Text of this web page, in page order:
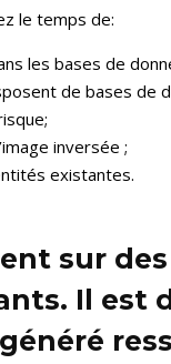
le temps de:
les bases de
de bases de
inversée ;
existantes.
sur
Il est